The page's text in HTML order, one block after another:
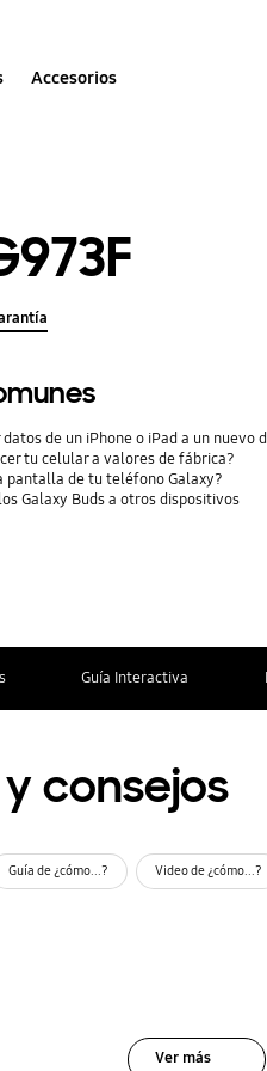
Accesorios
de un iPhone o iPad a un nuevo
tu celular a valores de fábrica?
pantalla de tu teléfono Galaxy?
Galaxy Buds a otros dispositivos
Guía Interactiva
consejos
Guía de ¿cómo...? Video de ¿cómo...?
Ver más